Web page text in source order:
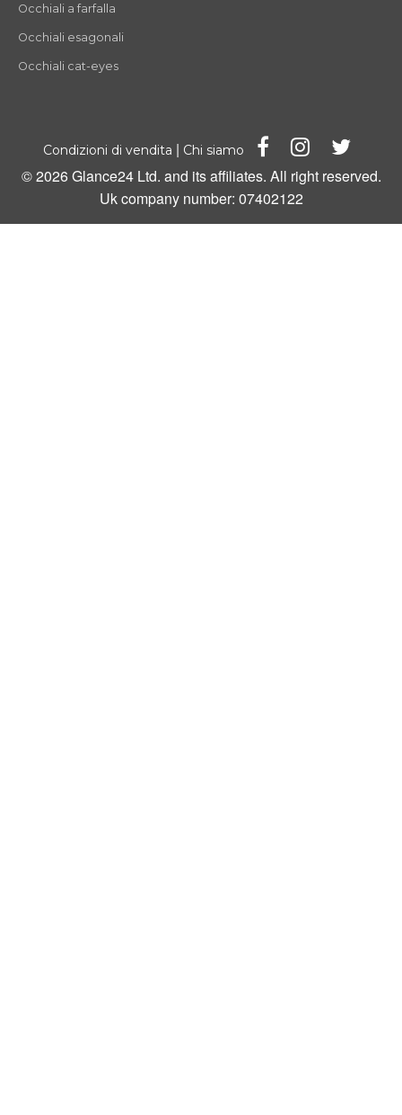
Occhiali a farfalla
Occhiali esagonali
Occhiali cat-eyes
Condizioni di vendita | Chi siamo
© 2026 Glance24 Ltd. and its affiliates. All right reserved.
Uk company number: 07402122